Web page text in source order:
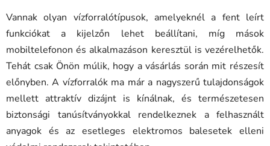
Vannak olyan vízforralótípusok, amelyeknél a fent leírt
funkciókat a kijelzőn lehet beállítani, míg mások
mobiltelefonon és alkalmazáson keresztül is vezérelhetők.
Tehát csak Önön múlik, hogy a vásárlás során mit részesít
előnyben. A vízforralók ma már a nagyszerű tulajdonságok
mellett attraktív dizájnt is kínálnak, és természetesen
biztonsági tanúsítványokkal rendelkeznek a felhasznált
anyagok és az esetleges elektromos balesetek elleni